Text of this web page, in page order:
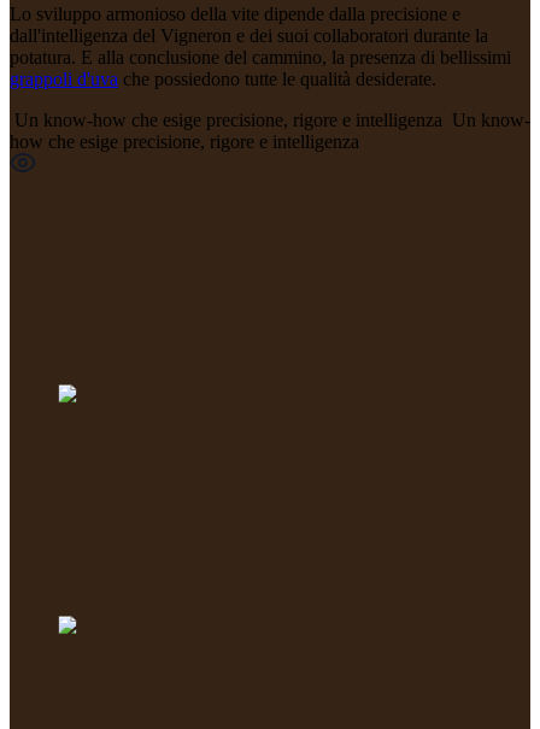
Lo sviluppo armonioso della vite dipende dalla precisione e
dall'intelligenza del Vigneron e dei suoi collaboratori durante la
potatura. E alla conclusione del cammino, la presenza di bellissimi
grappoli d'uva che possiedono tutte le qualità desiderate.
Un know-how che esige precisione, rigore e intelligenza Un know-
how che esige precisione, rigore e intelligenza